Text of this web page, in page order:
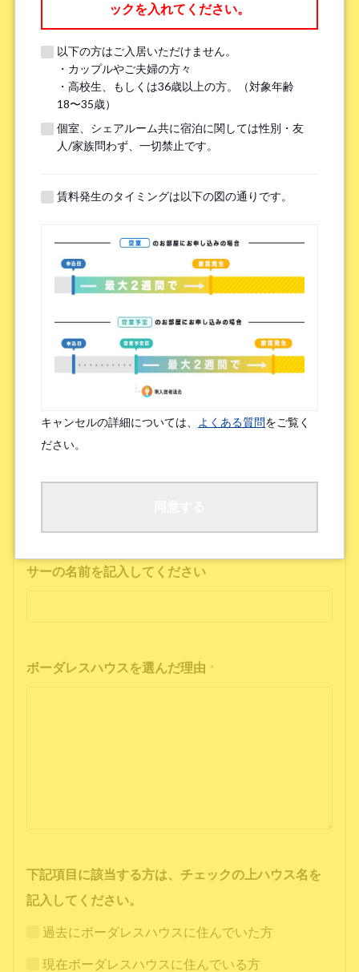
勤務先名、学校名 *
※無職の方は無しとご記入ください
提携機関 ※以下の提携機関に所属されている方はお選び下さい。
ボーダレスハウスを知ったきっかけ *
検索エンジン（Google／Yahoo! など）
広告を見て（Google広告／SNS広告 など）
物件ポータルサイト
ブログやWeb記事を読んで
友人/知人からの口コミ
所属先からの紹介
SNSインフルエンサーの投稿を見た
サーの名前を記入してください
ボーダレスハウスを選んだ理由 *
下記項目に該当する方は、チェックの上ハウス名を
記入してください。
過去にボーダレスハウスに住んでいた方
現在ボーダレスハウスに住んでいる方
ックを入れてください。
以下の方はご入居いただけません。
・カップルやご夫婦の方々
・高校生、もしくは36歳以上の方。（対象年齢
18〜35歳）
個室、シェアルーム共に宿泊に関しては性別・友
人/家族問わず、一切禁止です。
賃料発生のタイミングは以下の図の通りです。
キャンセルの詳細については、 よくある質問をご覧く
ださい。